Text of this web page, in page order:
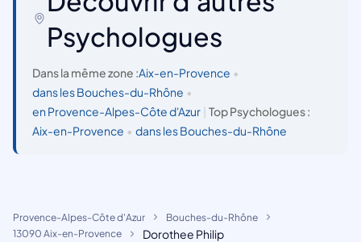
Psychologues
Dans la même zone :Aix-en-Provence •
dans les Bouches-du-Rhône •
en Provence-Alpes-Côte d'Azur
Top Psychologues :
Aix-en-Provence • dans les Bouches-du-Rhône
Provence-Alpes-Côte d'Azur
Bouches-du-Rhône
13090 Aix-en-Provence
Dorothee Philip